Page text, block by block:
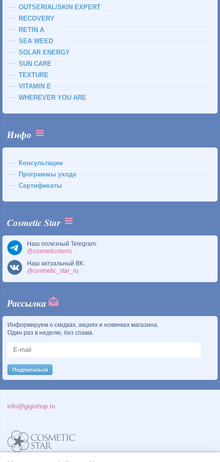
OUTSERIAL/SKIN EXPERT
RECOVERY
RETIN A
SEA WEED
SOLAR ENERGY
SUN CARE
TEXTURE
VITAMIN E
WHEREVER YOU ARE
Инфо
Консультации
Программы ухода
Сертификаты
Cosmetic Star
Наш полезный Telegram:
@cosmeticstarru
Наш актуальный ВК:
@cosmetic_star_ru
Рассылка
Информируем о скидках, акциях и новинках магазина.
Один раз в неделю, без спама.
info@gigishop.ru